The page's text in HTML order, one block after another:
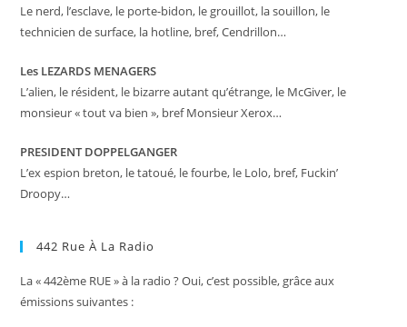
Le nerd, l’esclave, le porte-bidon, le grouillot, la souillon, le
technicien de surface, la hotline, bref, Cendrillon…
Les LEZARDS MENAGERS
L’alien, le résident, le bizarre autant qu’étrange, le McGiver, le
monsieur « tout va bien », bref Monsieur Xerox…
PRESIDENT DOPPELGANGER
L’ex espion breton, le tatoué, le fourbe, le Lolo, bref, Fuckin’
Droopy…
442 Rue À La Radio
La « 442ème RUE » à la radio ? Oui, c’est possible, grâce aux
émissions suivantes :